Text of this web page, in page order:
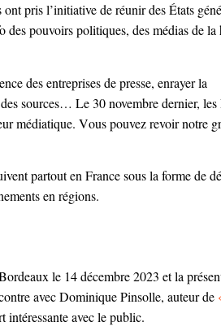
pris l’initiative de réunir des États
pouvoirs politiques, des médias de la
des entreprises de presse, enrayer la
sources… Le 30 novembre dernier,
médiatique. Vous pouvez revoir notre
partout en France sous la forme de
en régions.
le 14 décembre 2023 et la
avec Dominique Pinsolle, auteur de
intéressante avec le public.